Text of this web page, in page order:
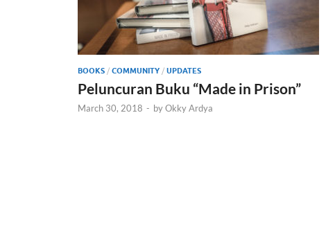
BOOKS / COMMUNITY / UPDATES
Peluncuran Buku “Made in Prison”
March 30, 2018 - byOkky Ardya